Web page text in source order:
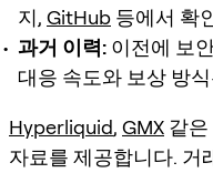
지, GitHub 등에서 확
과거 이력: 이전에 보
대응 속도와 보상 방
Hyperliquid, GMX 같
자료를 제공합니다. 거